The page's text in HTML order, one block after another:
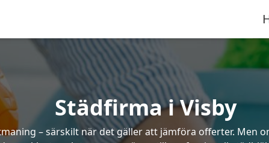
Städfirma i Visby
– särskilt när det gäller att jämföra offerter. Men